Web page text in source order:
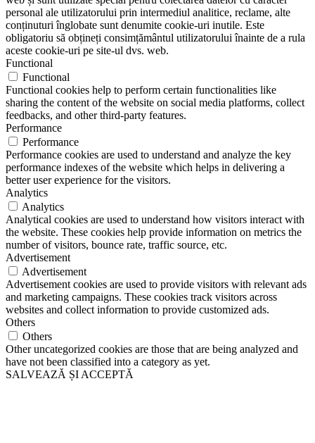
personal ale utilizatorului prin intermediul analitice, reclame, alte
conținuturi înglobate sunt denumite cookie-uri inutile. Este
obligatoriu să obțineți consimțământul utilizatorului înainte de a rula
aceste cookie-uri pe site-ul dvs. web.
Functional
Functional
Functional cookies help to perform certain functionalities like
sharing the content of the website on social media platforms, collect
feedbacks, and other third-party features.
Performance
Performance
Performance cookies are used to understand and analyze the key
performance indexes of the website which helps in delivering a
better user experience for the visitors.
Analytics
Analytics
Analytical cookies are used to understand how visitors interact with
the website. These cookies help provide information on metrics the
number of visitors, bounce rate, traffic source, etc.
Advertisement
Advertisement
Advertisement cookies are used to provide visitors with relevant ads
and marketing campaigns. These cookies track visitors across
websites and collect information to provide customized ads.
Others
Others
Other uncategorized cookies are those that are being analyzed and
have not been classified into a category as yet.
SALVEAZĂ ȘI ACCEPTĂ